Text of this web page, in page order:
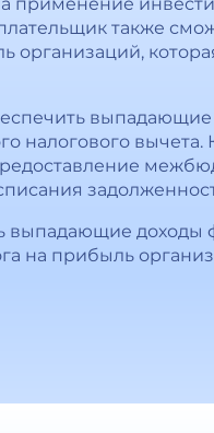
также
организаций,
вычета.
выпадающие доходы
на прибыль